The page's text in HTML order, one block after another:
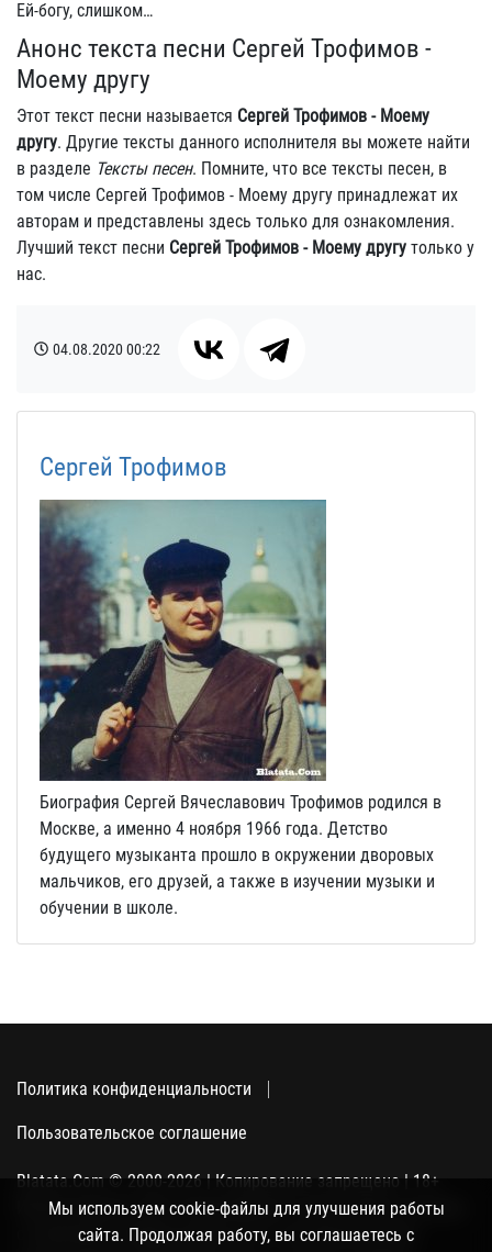
Ей-богу, слишком…
Анонс текста песни Сергей Трофимов -
Моему другу
Этот текст песни называется Сергей Трофимов - Моему
другу. Другие тексты данного исполнителя вы можете найти
в разделе Тексты песен. Помните, что все тексты песен, в
том числе Сергей Трофимов - Моему другу принадлежат их
авторам и представлены здесь только для ознакомления.
Лучший текст песни Сергей Трофимов - Моему другу только у
нас.
04.08.202000:22
Сергей Трофимов
Биография Сергей Вячеславович Трофимов родился в
Москве, а именно 4 ноября 1966 года. Детство
будущего музыканта прошло в окружении дворовых
мальчиков, его друзей, а также в изучении музыки и
обучении в школе.
Политика конфиденциальности
Пользовательское соглашение
Blatata.Com © 2000-2026 | Копирование запрещено | 18+
Использование сайта подразумевает ваше полное согласие
с политикой конфиденциальности, пользовательским
Мы используем cookie-файлы для улучшения работы
сайта. Продолжая работу, вы соглашаетесь с